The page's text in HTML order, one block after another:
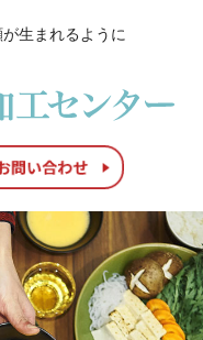
生まれるように